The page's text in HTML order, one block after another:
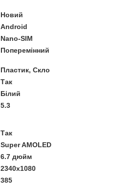
Новий
Android
Nano-SIM
Поперемінний
Пластик, Скло
Так
Білий
5.3
Так
Super AMOLED
6.7 дюйм
2340х1080
385